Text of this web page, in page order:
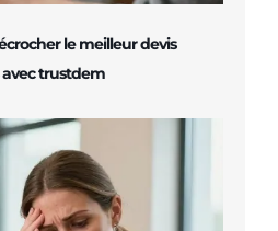
le meilleur devis
trustdem